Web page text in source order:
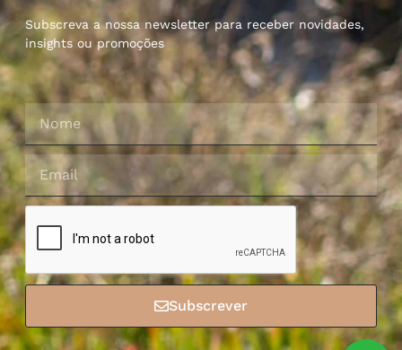
Subscreva a nossa newsletter para receber novidades,
insights ou promoções
Subscrever